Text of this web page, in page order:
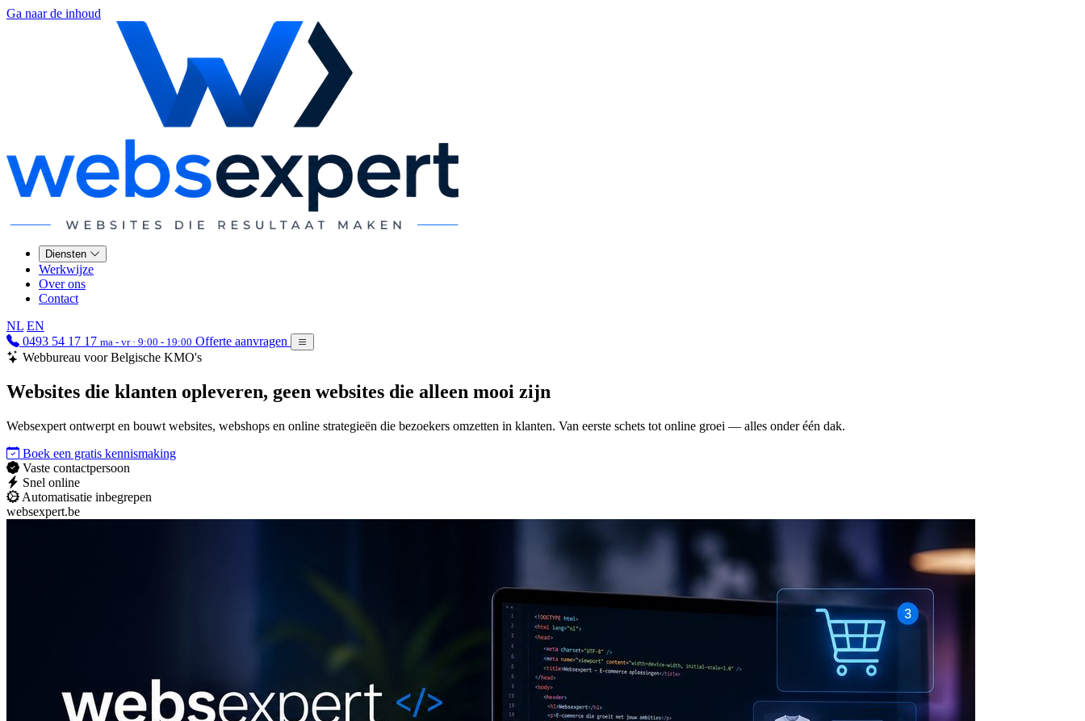
Ga naar de inhoud
Diensten
Werkwijze
Over ons
Contact
NL EN
0493 54 17 17 ma - vr · 9:00 - 19:00 Offerte aanvragen
Webbureau voor Belgische KMO's
Websites die klanten opleveren, geen websites die alleen mooi zijn
Websexpert ontwerpt en bouwt websites, webshops en online strategieën die bezoekers omzetten in klanten. Van eerste schets tot online groei — alles onder één dak.
Boek een gratis kennismaking
Vaste contactpersoon
Snel online
Automatisatie inbegrepen
websexpert.be